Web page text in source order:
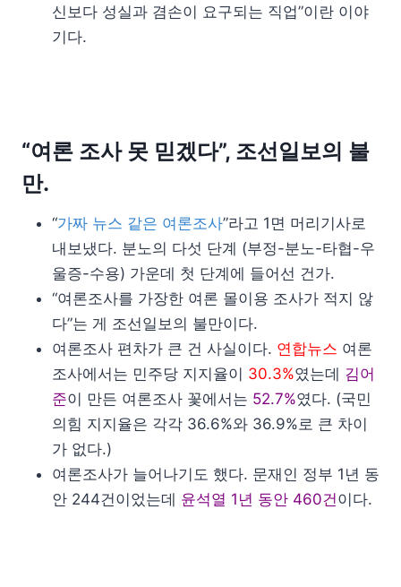
신보다 성실과 겸손이 요구되는 직업”이란 이야
기다.
“여론 조사 못 믿겠다”, 조선일보의 불
만.
“가짜 뉴스 같은 여론조사”라고 1면 머리기사로
내보냈다. 분노의 다섯 단계 (부정-분노-타협-우
울증-수용) 가운데 첫 단계에 들어선 건가.
“여론조사를 가장한 여론 몰이용 조사가 적지 않
다”는 게 조선일보의 불만이다.
여론조사 편차가 큰 건 사실이다. 연합뉴스 여론
조사에서는 민주당 지지율이 30.3%였는데 김어
준이 만든 여론조사 꽃에서는 52.7%였다. (국민
의힘 지지율은 각각 36.6%와 36.9%로 큰 차이
가 없다.)
여론조사가 늘어나기도 했다. 문재인 정부 1년 동
안 244건이었는데 윤석열 1년 동안 460건이다.